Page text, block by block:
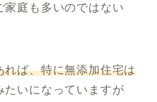
家庭も多いのではない
れば、特に無添加住宅は
たいになっていますが